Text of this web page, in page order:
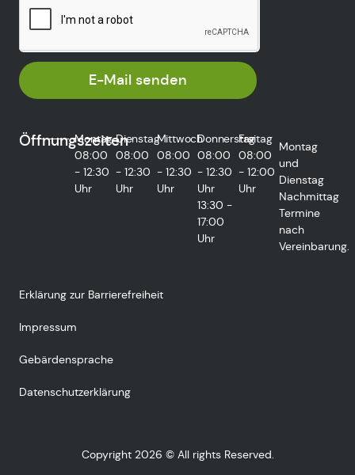
E-Mail senden
Öffnungszeiten
Montag
08:00
- 12:30
Uhr
Dienstag
08:00
- 12:30
Uhr
Mittwoch
08:00
- 12:30
Uhr
Donnerstag
08:00
- 12:30
Uhr
13:30 -
17:00
Uhr
Freitag
08:00
- 12:00
Uhr
Montag
und
Dienstag
Nachmittag
Termine
nach
Vereinbarung.
Erklärung zur Barrierefreiheit
Impressum
Gebärdensprache
Datenschutzerklärung
Copyright 2026 © All rights Reserved.